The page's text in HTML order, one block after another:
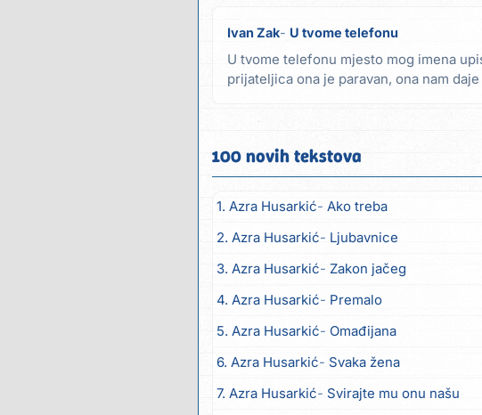
Ivan Zak U tvome telefonu
U tvome telefonu mjesto mog imena
prijateljica ona je paravan, ona nam
100 novih tekstova
1. Azra Husarkić Ako treba
2. Azra Husarkić Ljubavnice
3. Azra Husarkić Zakon jačeg
4. Azra Husarkić Premalo
5. Azra Husarkić Omađijana
6. Azra Husarkić Svaka žena
7. Azra Husarkić Svirajte mu onu našu